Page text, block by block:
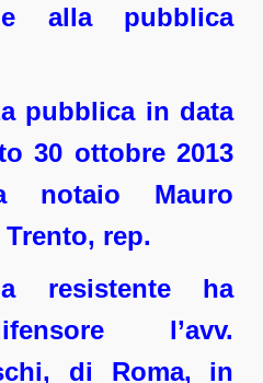
alla pubblica
pubblica in data
30 ottobre 2013
notaio Mauro
rep.
resistente ha
l’avv.
di Roma, in